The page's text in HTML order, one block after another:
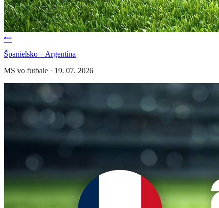
Španielsko – Argentína
MS vo futbale · 19. 07. 2026